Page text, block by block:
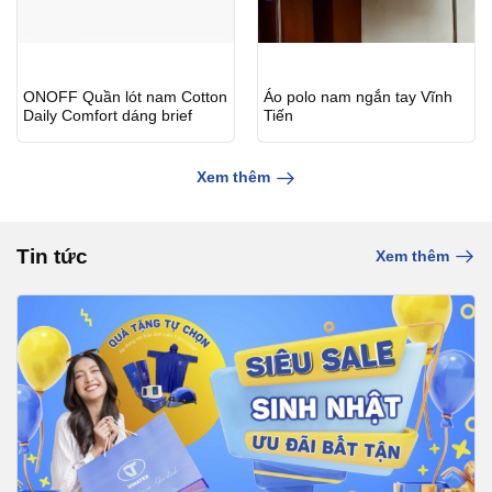
ONOFF Quần lót nam Cotton
Daily Comfort dáng brief
Áo polo nam ngắn tay Vĩnh
Tiến
Xem thêm
Tin tức Xem thêm